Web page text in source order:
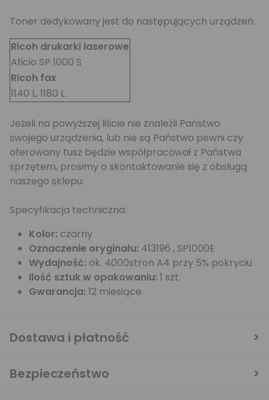
Toner dedykowany jest do następujących urządzeń:
Ricoh drukarki laserowe
Aficio SP 1000 S
Ricoh fax
1140 L, 1180 L
Jeżeli na powyższej liście nie znaleźli Państwo
swojego urządzenia, lub nie są Państwo pewni czy
oferowany tusz będzie współpracował z Państwa
sprzętem, prosimy o skontaktowanie się z obsługą
naszego sklepu.
Specyfikacja techniczna:
Kolor: czarny
Oznaczenie oryginału: 413196 , SP1000E
Wydajność: ok. 4000stron A4 przy 5% pokryciu
Ilość sztuk w opakowaniu: 1 szt.
Gwarancja: 12 miesiące
Dostawa i płatność
Bezpieczeństwo